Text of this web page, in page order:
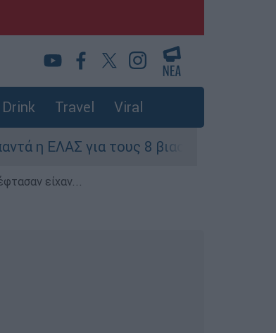
Travel Viral
για τους 8 βιασμούς τουριστριών -
είχαν...